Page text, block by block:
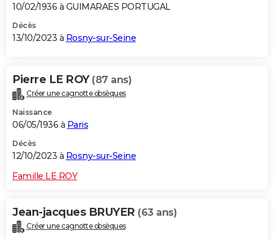
10/02/1936 à GUIMARAES PORTUGAL
Décès
13/10/2023 à Rosny-sur-Seine
Pierre LE ROY (87 ans)
Créer une cagnotte obsèques
Naissance
06/05/1936 à Paris
Décès
12/10/2023 à Rosny-sur-Seine
Famille LE ROY
Jean-jacques BRUYER (63 ans)
Créer une cagnotte obsèques